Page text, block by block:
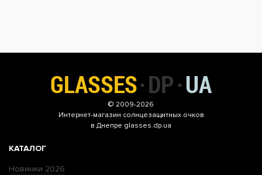
© 2009-2026
Интернет-магазин солнцезащитных очков
в Днепре glasses.dp.ua
КАТАЛОГ
Новинки 2026